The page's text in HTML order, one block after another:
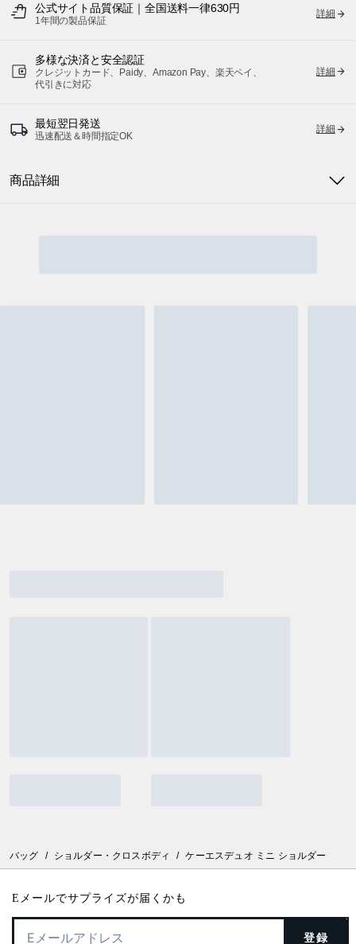
公式サイト品質保証｜全国送料一律630円
1年間の製品保証
詳細
多様な決済と安全認証
クレジットカード、Paidy、Amazon Pay、楽天ペイ、
代引きに対応
詳細
最短翌日発送
迅速配送＆時間指定OK
詳細
商品詳細
バッグ / ショルダー・クロスボディ / ケーエスデュオ ミニ ショルダー
Eメールでサプライズが届くかも
登録